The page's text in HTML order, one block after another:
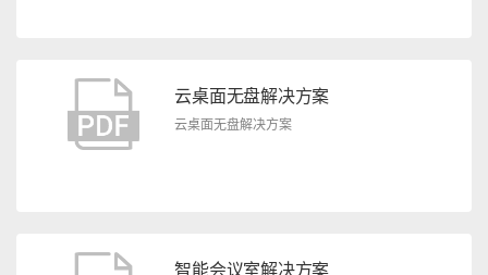
云桌面无盘解决方案
云桌面无盘解决方案
智能会议室解决方案